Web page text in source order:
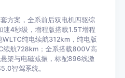
方案，全系前后双电机四驱综
4秒级，增程版搭载1.5T增程
纯电续航312km，纯电版
续航728km；全系搭载800V高
架与电磁减振，标配896线激
智驾系统。